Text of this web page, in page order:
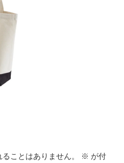
ことはありません。 ※ が付